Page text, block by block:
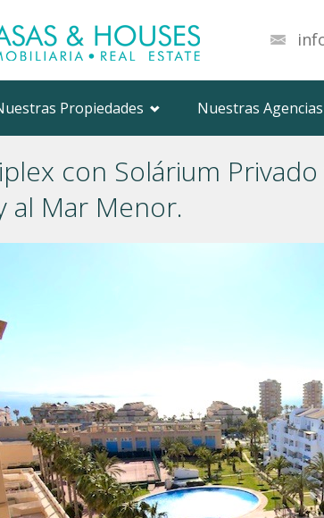
Propiedades Nuestras Agencias
con Solárium
al Mar Menor.